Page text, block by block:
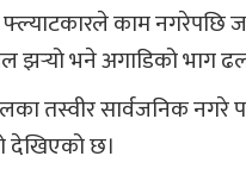
काम नगरेपछि
झर्‍यो भने अगाडिको भाग
तस्वीर सार्वजनिक नगरे
देखिएको छ।